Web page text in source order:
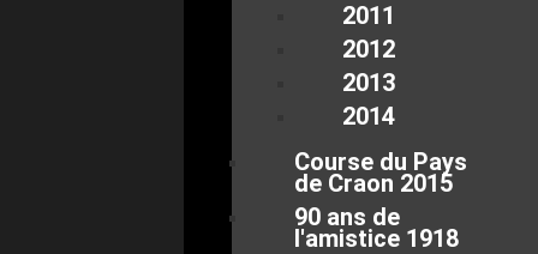
2011
2012
2013
2014
Course du Pays
de Craon 2015
90 ans de
l'amistice 1918